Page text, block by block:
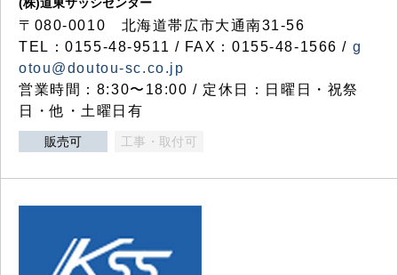
〒080-0010 北海道帯広市大通南31-56
TEL：0155-48-9511 / FAX：0155-48-1566 / g
otou@doutou-sc.co.jp
営業時間：8:30〜18:00 / 定休日：日曜日・祝祭
日・他・土曜日有
販売可 工事・取付可